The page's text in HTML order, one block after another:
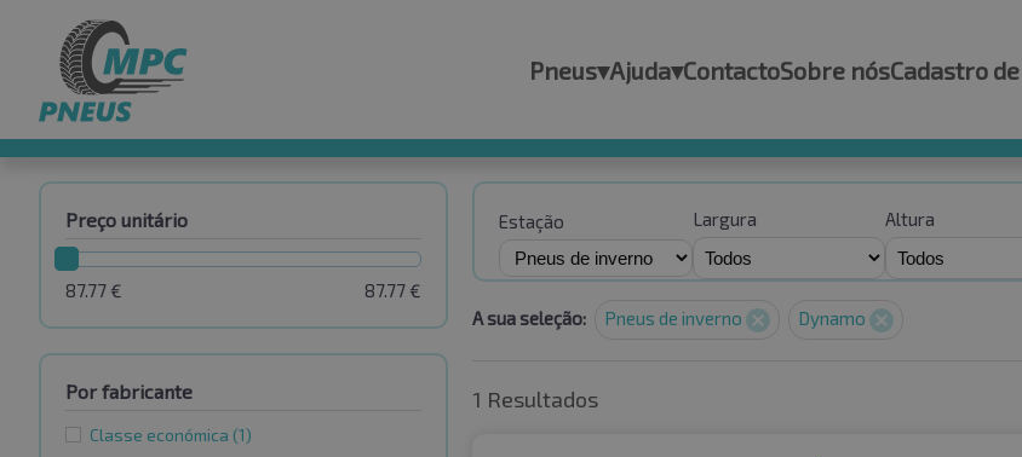
Pneus▾Ajuda▾ContactoSobre nósCadastro
Preço unitário
87.77 €
87.77 €
Por fabricante
Classe económica (1)
Estação Largura Altura
A sua seleção: Pneus de inverno Dynamo
1 Resultados